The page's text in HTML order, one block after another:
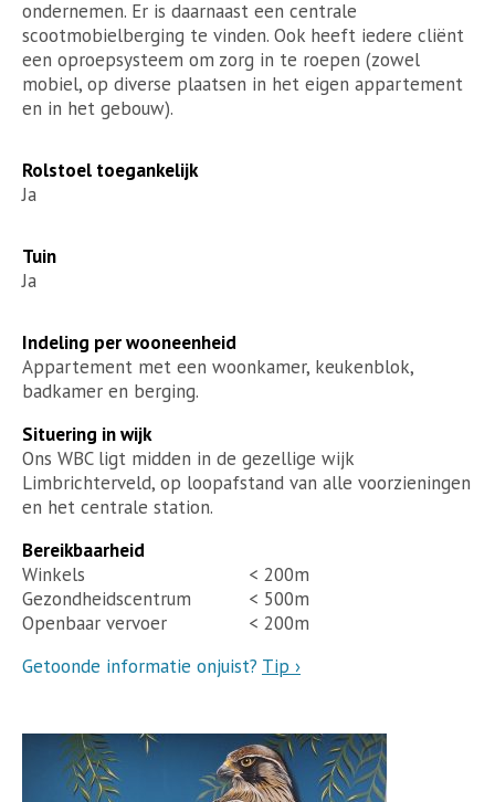
ondernemen. Er is daarnaast een centrale
scootmobielberging te vinden. Ook heeft iedere cliënt
een oproepsysteem om zorg in te roepen (zowel
mobiel, op diverse plaatsen in het eigen appartement
en in het gebouw).
Rolstoel toegankelijk
Ja
Tuin
Ja
Indeling per wooneenheid
Appartement met een woonkamer, keukenblok,
badkamer en berging.
Situering in wijk
Ons WBC ligt midden in de gezellige wijk
Limbrichterveld, op loopafstand van alle voorzieningen
en het centrale station.
Bereikbaarheid
Winkels
< 200m
Gezondheidscentrum
< 500m
Openbaar vervoer
< 200m
Getoonde informatie onjuist? Tip ›